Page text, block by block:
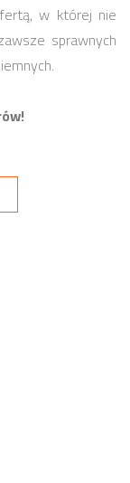
w której nie
sprawnych